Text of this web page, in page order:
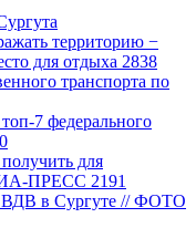
территорию −
для отдыха 2838
транспорта по
7 федерального
для
ПРЕСС 2191
ВДВ в Сургуте // ФОТО